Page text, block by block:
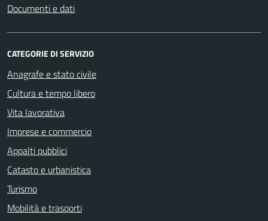
Documenti e dati
CATEGORIE DI SERVIZIO
Anagrafe e stato civile
Cultura e tempo libero
Vita lavorativa
Imprese e commercio
Appalti pubblici
Catasto e urbanistica
Turismo
Mobilità e trasporti